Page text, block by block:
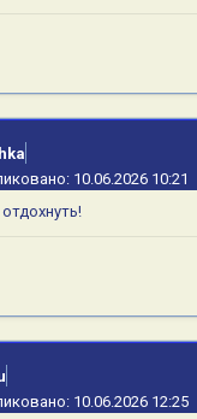
10.06.2026 10:21
10.06.2026 12:25